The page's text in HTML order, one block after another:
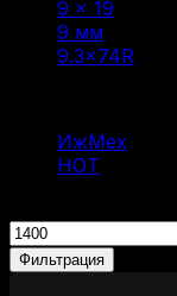
9 x 19
9 мм
9.3×74R
ИжМех
НОТ
Минимальная
цена
Фильтрация